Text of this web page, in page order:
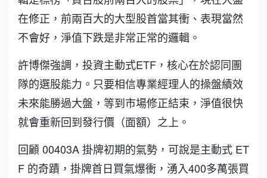
在修正，前兩百大的大型股首當其衝、表現當然
不會好，淨值下跌是非常正常的邏輯。
許博傑強調，投資主動式ETF，核心在於認同團
隊的選股能力。只要相信專業經理人的操盤績效
未來能勝過大盤，等到市場修正結束，淨值很快
就會重新回到發行價（面額）之上。
回顧 00403A 掛牌初期的氣勢，可說是主動式 ET
F 的奇蹟，掛牌首日買氣爆衝，湧入400多萬張買